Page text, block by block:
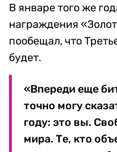
В январе того же
награждения
пообещал, что
будет.
«Впереди еще
точно могу
году: это вы.
мира. Те, кто